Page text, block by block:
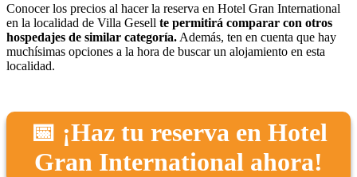
Conocer los precios al hacer la reserva en Hotel Gran International
en la localidad de Villa Gesell te permitirá comparar con otros
hospedajes de similar categoría. Además, ten en cuenta que hay
muchísimas opciones a la hora de buscar un alojamiento en esta
localidad.
📅 ¡Haz tu reserva en Hotel
Gran International ahora!